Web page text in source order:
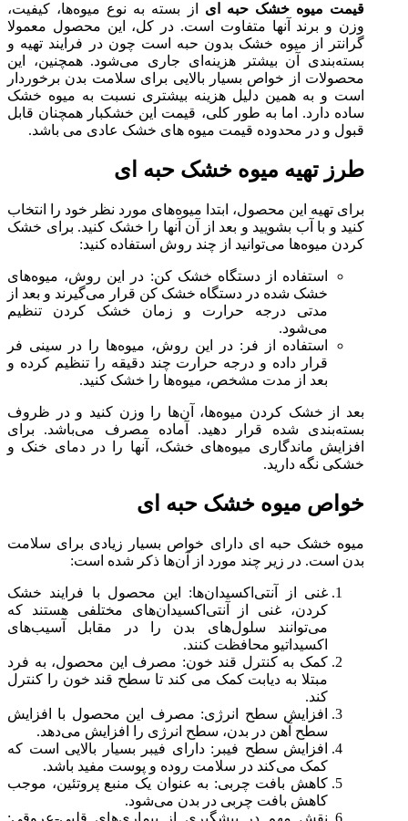
قیمت میوه خشک حبه ای از بسته به نوع میوه‌ها، کیفیت،
وزن و برند آنها متفاوت است. در کل، این محصول معمولا
گرانتر از میوه خشک بدون حبه است چون در فرایند تهیه و
بسته‌بندی آن بیشتر هزینه‌ای جاری می‌شود. همچنین، این
محصولات از خواص بسیار بالایی برای سلامت بدن برخوردار
است و به همین دلیل هزینه بیشتری نسبت به میوه خشک
ساده دارد. اما به طور کلی، قیمت این خشکبار همچنان قابل
قبول و در محدوده قیمت میوه های خشک عادی می باشد.
طرز تهیه میوه خشک حبه ای
برای تهیه این محصول، ابتدا میوه‌های مورد نظر خود را انتخاب
کنید و با آب بشویید و بعد از آن آنها را خشک کنید. برای خشک
کردن میوه‌ها می‌توانید از چند روش استفاده کنید:
استفاده از دستگاه خشک کن: در این روش، میوه‌های
خشک شده در دستگاه خشک کن قرار می‌گیرند و بعد از
مدتی درجه حرارت و زمان خشک کردن تنظیم
می‌شود.
استفاده از فر: در این روش، میوه‌ها را در سینی فر
قرار داده و درجه حرارت چند دقیقه را تنظیم کرده و
بعد از مدت مشخص، میوه‌ها را خشک کنید.
بعد از خشک کردن میوه‌ها، آن‌ها را وزن کنید و در ظروف
بسته‌بندی شده قرار دهید. آماده مصرف می‌باشد. برای
افزایش ماندگاری میوه‌های خشک، آنها را در دمای خنک و
خشکی نگه دارید.
خواص میوه خشک حبه ای
میوه خشک حبه ای دارای خواص بسیار زیادی برای سلامت
بدن است. در زیر چند مورد از آن‌ها ذکر شده است:
غنی از آنتی‌اکسیدان‌ها: این محصول با فرایند خشک
کردن، غنی از آنتی‌اکسیدان‌های مختلفی هستند که
می‌توانند سلول‌های بدن را در مقابل آسیب‌های
اکسیداتیو محافظت کنند.
کمک به کنترل قند خون: مصرف این محصول، به فرد
مبتلا به دیابت کمک می کند تا سطح قند خون را کنترل
کند.
افزایش سطح انرژی: مصرف این محصول با افزایش
سطح آهن در بدن، سطح انرژی را افزایش می‌دهد.
افزایش سطح فیبر: دارای فیبر بسیار بالایی است که
کمک می‌کند در سلامت روده و پوست مفید باشد.
کاهش بافت چربی: به عنوان یک منبع پروتئین، موجب
کاهش بافت چربی در بدن می‌شود.
نقش مهم در پیشگیری از بیماری‌های قلبی-عروقی: